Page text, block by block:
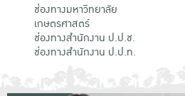
ช่องทางมหาวิทยาลัย
เกษตรศาสตร์
ช่องทางสำนักงาน ป.ป.ช.
ช่องทางสำนักงาน ป.ป.ท.